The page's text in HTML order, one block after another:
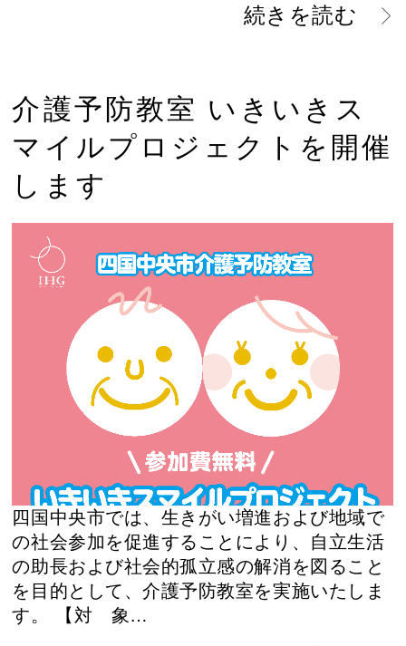
続きを読む
介護予防教室 いきいきス
マイルプロジェクトを開催
します
四国中央市では、生きがい増進および地域で
の社会参加を促進することにより、自立生活
の助長および社会的孤立感の解消を図ること
を目的として、介護予防教室を実施いたしま
す。 【対 象…